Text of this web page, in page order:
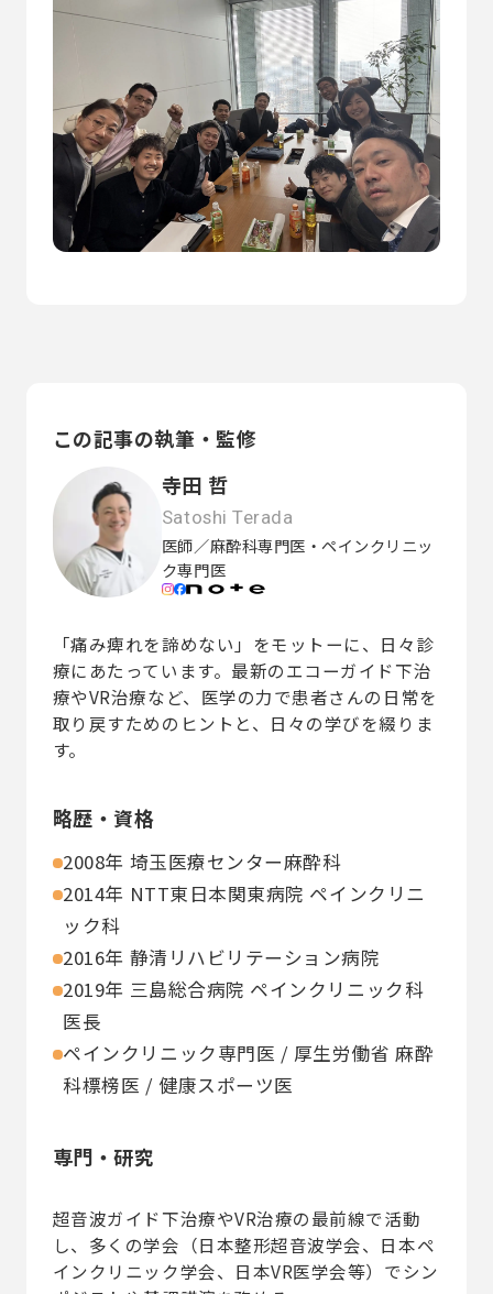
この記事の執筆・監修
寺田 哲
Satoshi Terada
医師／麻酔科専門医・ペインクリニッ
ク専門医
「痛み痺れを諦めない」をモットーに、日々診
療にあたっています。最新のエコーガイド下治
療やVR治療など、医学の力で患者さんの日常を
取り戻すためのヒントと、日々の学びを綴りま
す。
略歴・資格
2008年 埼玉医療センター麻酔科
2014年 NTT東日本関東病院 ペインクリニ
ック科
2016年 静清リハビリテーション病院
2019年 三島総合病院 ペインクリニック科
医長
ペインクリニック専門医 / 厚生労働省 麻酔
科標榜医 / 健康スポーツ医
専門・研究
超音波ガイド下治療やVR治療の最前線で活動
し、多くの学会（日本整形超音波学会、日本ペ
インクリニック学会、日本VR医学会等）でシン